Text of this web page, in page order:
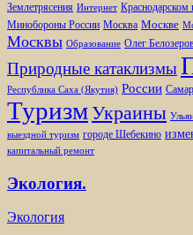
Землетрясения Интернет Краснодарском
Минобороны России Москва Москве
Москвы Образование Олег
Природные катаклизмы
Республика Саха (Якутия) России
ТуризмУкраины
выездной туризм городе Шебекино
капитальный ремонт
Экология.
Экология